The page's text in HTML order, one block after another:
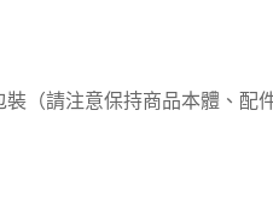
（請注意保持商品本體、配